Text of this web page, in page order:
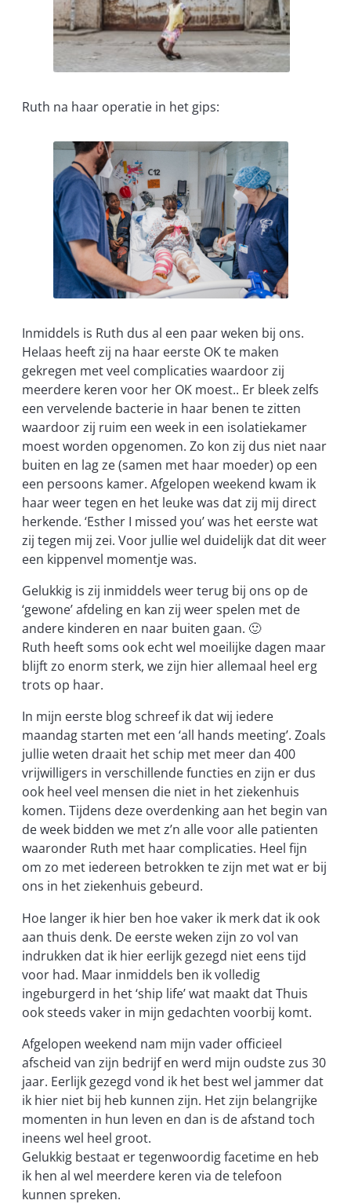
Ruth na haar operatie in het gips:
Inmiddels is Ruth dus al een paar weken bij ons.
Helaas heeft zij na haar eerste OK te maken
gekregen met veel complicaties waardoor zij
meerdere keren voor her OK moest.. Er bleek zelfs
een vervelende bacterie in haar benen te zitten
waardoor zij ruim een week in een isolatiekamer
moest worden opgenomen. Zo kon zij dus niet naar
buiten en lag ze (samen met haar moeder) op een
een persoons kamer. Afgelopen weekend kwam ik
haar weer tegen en het leuke was dat zij mij direct
herkende. ‘Esther I missed you’ was het eerste wat
zij tegen mij zei. Voor jullie wel duidelijk dat dit weer
een kippenvel momentje was.
Gelukkig is zij inmiddels weer terug bij ons op de
‘gewone’ afdeling en kan zij weer spelen met de
andere kinderen en naar buiten gaan. 🙂
Ruth heeft soms ook echt wel moeilijke dagen maar
blijft zo enorm sterk, we zijn hier allemaal heel erg
trots op haar.
In mijn eerste blog schreef ik dat wij iedere
maandag starten met een ‘all hands meeting’. Zoals
jullie weten draait het schip met meer dan 400
vrijwilligers in verschillende functies en zijn er dus
ook heel veel mensen die niet in het ziekenhuis
komen. Tijdens deze overdenking aan het begin van
de week bidden we met z’n alle voor alle patienten
waaronder Ruth met haar complicaties. Heel fijn
om zo met iedereen betrokken te zijn met wat er bij
ons in het ziekenhuis gebeurd.
Hoe langer ik hier ben hoe vaker ik merk dat ik ook
aan thuis denk. De eerste weken zijn zo vol van
indrukken dat ik hier eerlijk gezegd niet eens tijd
voor had. Maar inmiddels ben ik volledig
ingeburgerd in het ‘ship life’ wat maakt dat Thuis
ook steeds vaker in mijn gedachten voorbij komt.
Afgelopen weekend nam mijn vader officieel
afscheid van zijn bedrijf en werd mijn oudste zus 30
jaar. Eerlijk gezegd vond ik het best wel jammer dat
ik hier niet bij heb kunnen zijn. Het zijn belangrijke
momenten in hun leven en dan is de afstand toch
ineens wel heel groot.
Gelukkig bestaat er tegenwoordig facetime en heb
ik hen al wel meerdere keren via de telefoon
kunnen spreken.